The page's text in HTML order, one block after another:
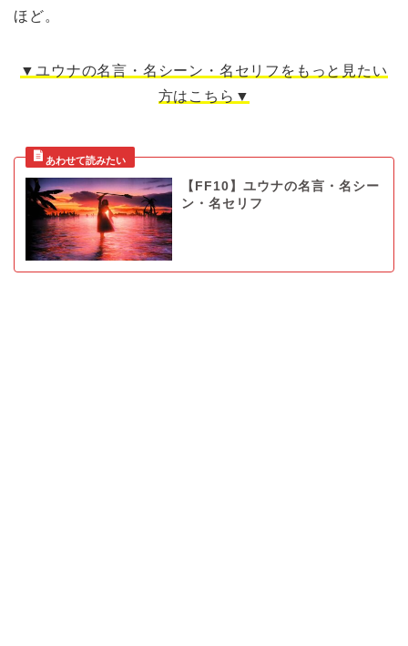
ほど。
▼ユウナの名言・名シーン・名セリフをもっと見たい
方はこちら▼
【FF10】ユウナの名言・名シー
ン・名セリフ